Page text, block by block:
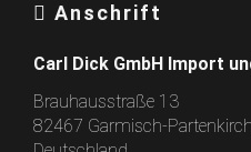
Anschrift
Carl Dick GmbH Import
Brauhausstraße 13
82467 Garmisch-